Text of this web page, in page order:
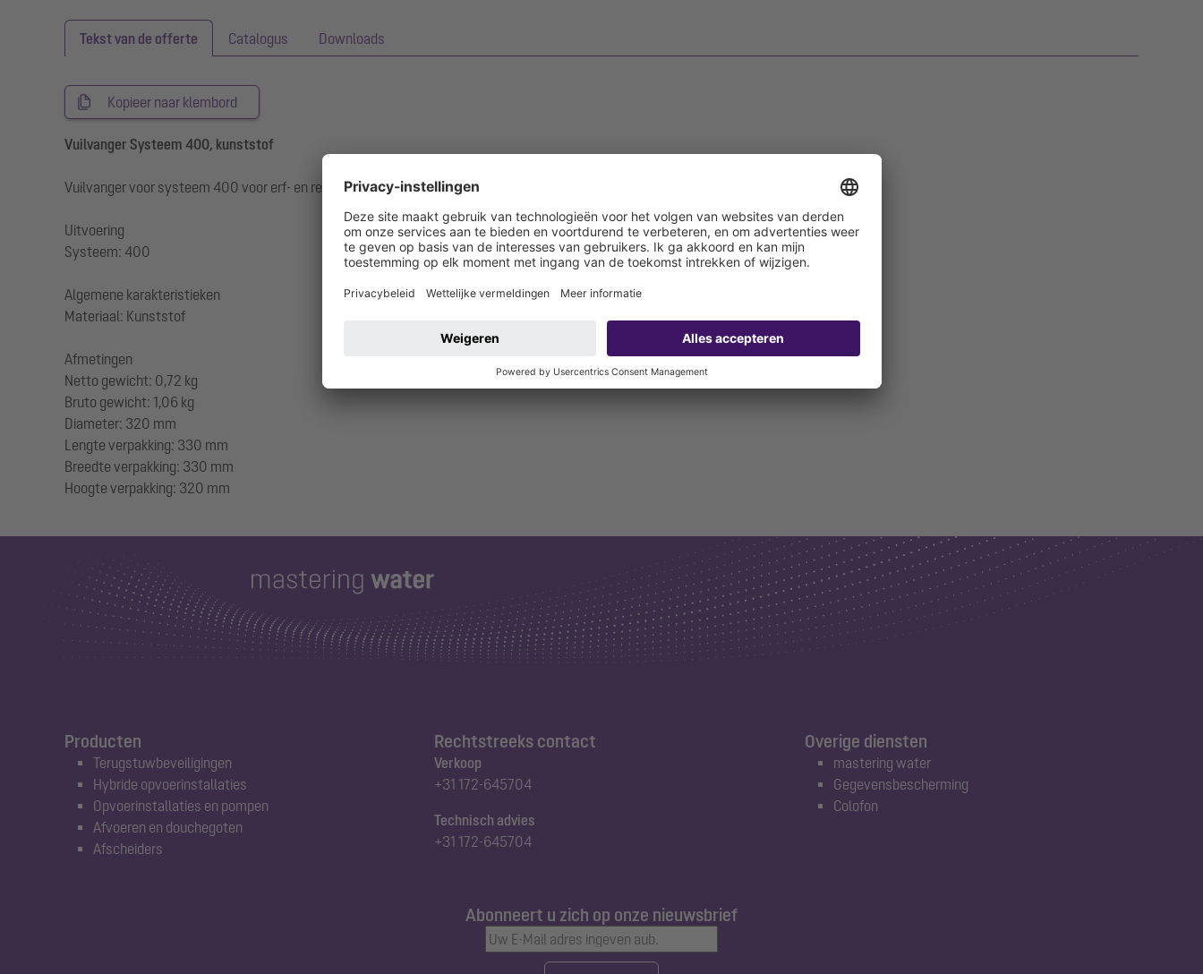
Tekst van de offerte Catalogus Downloads
Kopieer naar klembord
Vuilvanger Systeem 400, kunststof
Vuilvanger voor systeem 400 voor erf- en regenafvoeren
Uitvoering
Systeem: 400
Algemene karakteristieken
Materiaal: Kunststof
Afmetingen
Netto gewicht: 0,72 kg
Bruto gewicht: 1,06 kg
Diameter: 320 mm
Lengte verpakking: 330 mm
Breedte verpakking: 330 mm
Producten
Terugstuwbeveiligingen
Hybride opvoerinstallaties
Opvoerinstallaties en pompen
Afvoeren en douchegoten
Afscheiders
Rechtstreeks contact
Verkoop
+31 172-645704
Technisch advies
+31 172-645704
Abonneert u zich op onze nieuwsbrief
Overige diensten
mastering water
Gegevensbescherming
Colofon